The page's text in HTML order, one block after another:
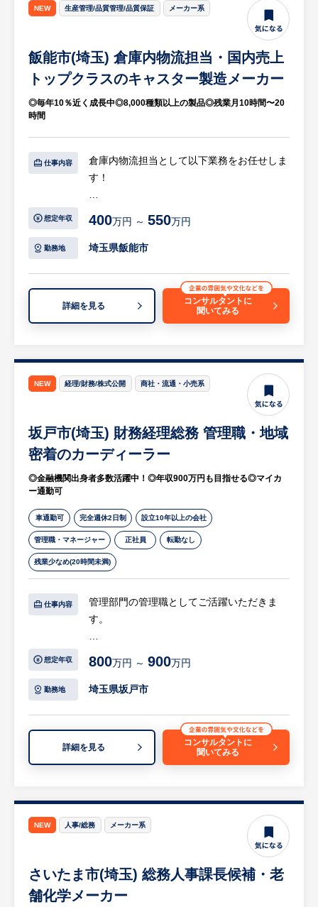
・同社グループが大切にしているのは「人」
です。 広くお客様に喜んでいただけるの
も、何より「人」があってこそだと考えてい
る企業です。
NEW 生産管理/品質管理/品質保証 メーカー系
飯能市(埼玉) 倉庫内物流担当・国内売上
トップクラスのキャスター製造メーカー
◎毎年10％近く成長中◎8,000種類以上の製品◎残業月10時間〜20
時間
仕事内容
倉庫内物流担当として以下業務をお任せしま
す！
・部材の入出庫作業
・運搬作業
・出荷のための荷揃え
・準備、トラックへの積み込み
【HUREX求人担当コメント】
同社は、国内トップシェアのキャスターメー
製造や物流をはじめ、あらゆる場⾯で使⽤さ
れるキャスターをつくっています。最⼤の特
⻑はカスタムメイド型の商品にあります。
を武器に、ここ10年ほどで急成⻑を遂げ、国
想定年収 400万円 ～ 550万円
勤務地 埼玉県飯能市
詳細を見る
コンサルタントに
聞いてみる
NEW 経理/財務/株式公開 商社・流通・小売系
坂戸市(埼玉) 財務経理総務 管理職・地域
密着のカーディーラー
◎金融機関出身者多数活躍中！◎年収900万円も目指せる◎マイカ
ー通勤可
車通勤可 完全週休2日制 設立10年以上の会社
管理職・マネージャー 正社員 転勤なし
残業少なめ(20時間未満)
仕事内容
管理部門の管理職としてご活躍いただきま
す。
・財務管理
・金融機関対応
じて段階的に実務業務に従事
・社内のマネジメント関連業務
等
想定年収 800万円 ～ 900万円
勤務地 埼玉県坂戸市
詳細を見る
コンサルタントに
聞いてみる
NEW 人事/総務 メーカー系
さいたま市(埼玉) 総務人事課長候補・老
舗化学メーカー